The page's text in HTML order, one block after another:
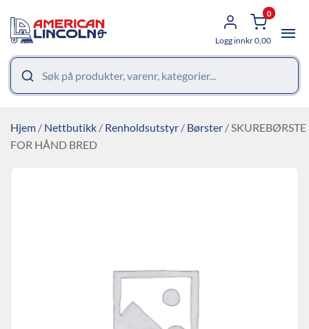
Logg inn
0
kr0,00
Hjem / Nettbutikk / Renholdsutstyr / Børster / SKUREBØRSTE
FOR HÅND BRED